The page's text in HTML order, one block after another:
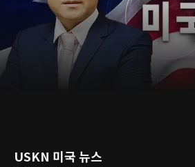
USKN 미국 뉴스